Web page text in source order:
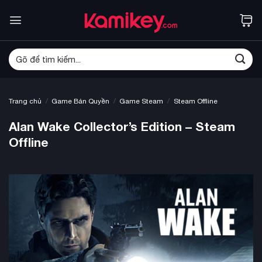
qua
dung
Tìm
kiếm:
Trang chủ / Game Bản Quyền / Game Steam / Steam Offline
Alan Wake Collector’s Edition – Steam
Offline